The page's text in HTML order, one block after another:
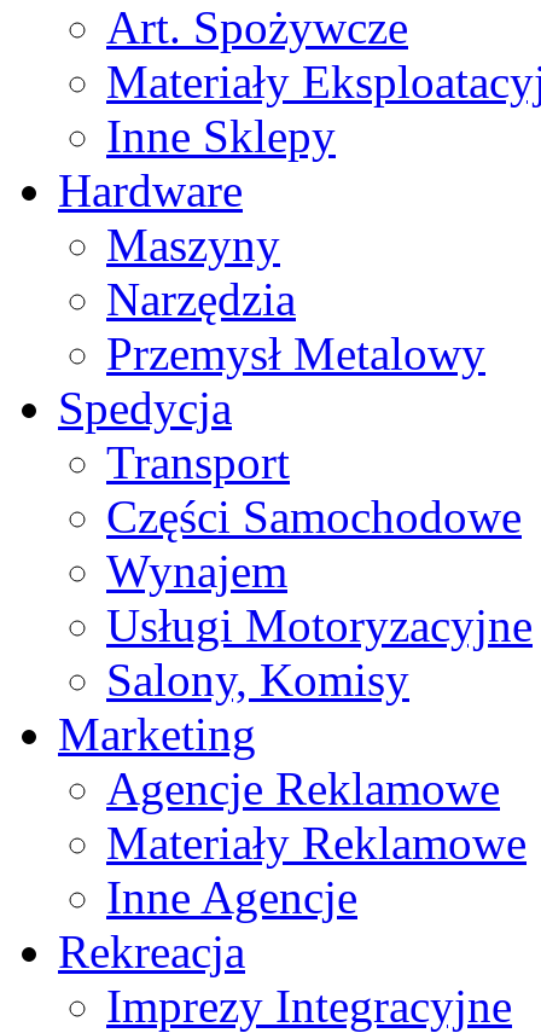
Art. Spożywcze
Materiały
Inne Sklepy
Hardware
Maszyny
Narzędzia
Przemysł Metalowy
Spedycja
Transport
Części Samochodowe
Wynajem
Usługi Motoryzacyjne
Salony, Komisy
Marketing
Agencje Reklamowe
Materiały Reklamowe
Inne Agencje
Rekreacja
Imprezy Integracyjne